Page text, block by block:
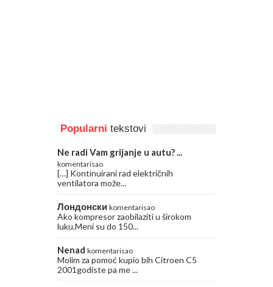
Popularni tekstovi
Ne radi Vam grijanje u autu? ...
komentarisao
[…] Kontinuirani rad električnih
ventilatora može...
Лондонски komentarisao
Ako kompresor zaobilaziti u širokom
luku.Meni su do 150...
Nenad komentarisao
Molim za pomoć kupio bih Citroen C5
2001godiste pa me ...